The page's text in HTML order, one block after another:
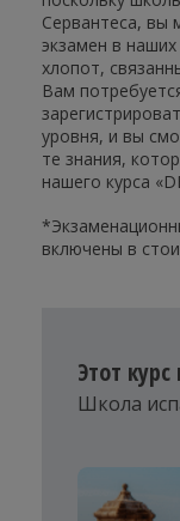
Сервантеса, вы
экзамен в
хлопот,
Вам
уровня, и вы
те знания,
нашего курса
включены в
Этот
Школа